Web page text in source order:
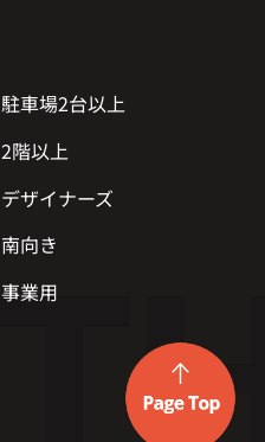
駐車場2台以上
2階以上
デザイナーズ
南向き
事業用